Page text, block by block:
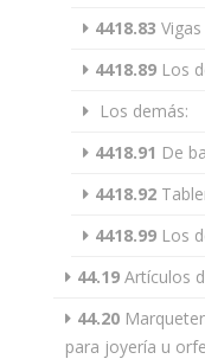
4418.83
4418.89 Los
Los demás:
4418.91 De
4418.92
4418.99 Los
44.19 Artículos
44.20
para joyería u